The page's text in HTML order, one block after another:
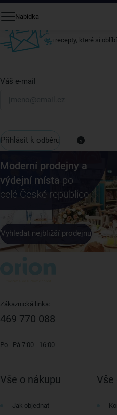
Nabídka
Přihlaste se k odběru našeho
i recepty, které si
Váš e-mail
Přihlásit k odběru
Moderní prodejny a
výdejní místa po
celé České republice
Vyhledat nejbližší prodejnu
Zákaznická linka:
469 770 088
Po - Pá 7:00 - 16:00
Vše o nákupu
Jak objednat
Vše